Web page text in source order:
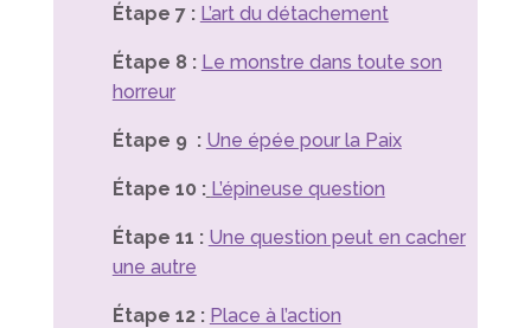
Étape 7 : L’art du détachement
Étape 8 : Le monstre dans toute son
horreur
Étape 9 : Une épée pour la Paix
Étape 10 : L’épineuse question
Étape 11 : Une question peut en cacher
une autre
Étape 12 : Place à l’action